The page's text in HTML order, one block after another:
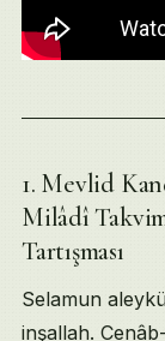
Table of
1. Mevlid
2. Nûr-i
4.
5. Âlemlere
1. Mevlid
Milâdî
Tartışması
Selamun
inşallah.